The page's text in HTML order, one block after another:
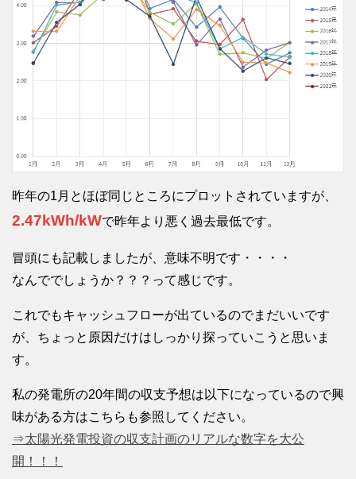
昨年の1月とほぼ同じところにプロットされていますが、
2.47kWh/kWで昨年より悪く過去最低です。
冒頭にも記載しましたが、意味不明です・・・・
なんででしょうか？？？って感じです。
これでもキャッシュフローが出ているのでまだいいです
が、ちょっと原因だけはしっかり探っていこうと思いま
す。
私の発電所の20年間の収支予想は以下になっているので興
味がある方はこちらも参照してください。
⇒太陽光発電投資の収支計画のリアルな数字を大公
開！！！